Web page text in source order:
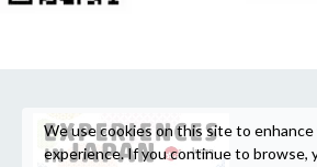
We use cookies on this site to
experience. If you continue to browse,